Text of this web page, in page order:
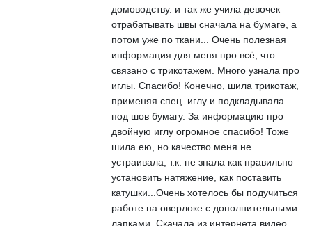
домоводству. и так же учила девочек
отрабатывать швы сначала на бумаге, а
потом уже по ткани... Очень полезная
информация для меня про всё, что
связано с трикотажем. Много узнала про
иглы. Спасибо! Конечно, шила трикотаж,
применяя спец. иглу и подкладывала
под шов бумагу. За информацию про
двойную иглу огромное спасибо! Тоже
шила ею, но качество меня не
устраивала, т.к. не знала как правильно
установить натяжение, как поставить
катушки...Очень хотелось бы подучиться
работе на оверлоке с дополнительными
лапками. Скачала из интернета видео